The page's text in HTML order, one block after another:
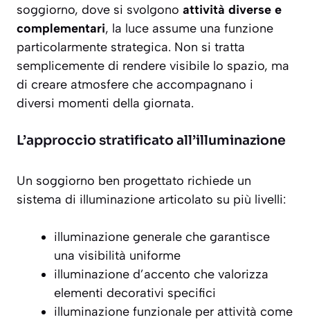
soggiorno, dove si svolgono attività diverse e
complementari, la luce assume una funzione
particolarmente strategica. Non si tratta
semplicemente di rendere visibile lo spazio, ma
di creare atmosfere che accompagnano i
diversi momenti della giornata.
L’approccio stratificato all’illuminazione
Un soggiorno ben progettato richiede un
sistema di illuminazione articolato su più livelli:
illuminazione generale che garantisce
una visibilità uniforme
illuminazione d’accento che valorizza
elementi decorativi specifici
illuminazione funzionale per attività come